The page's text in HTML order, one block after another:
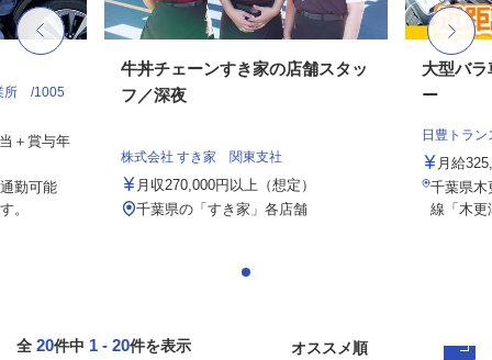
所 /1005
＋賞与年
勤可能
。
牛丼チェーンすき家の店舗スタッ
フ／深夜
株式会社 すき家 関東支社
月収270,000円以上（想定）
千葉県の「すき家」各店舗
大型バ
ー
日豊トラ
月給
千葉県木
線「木更
全 20件中 1 - 20件を表示